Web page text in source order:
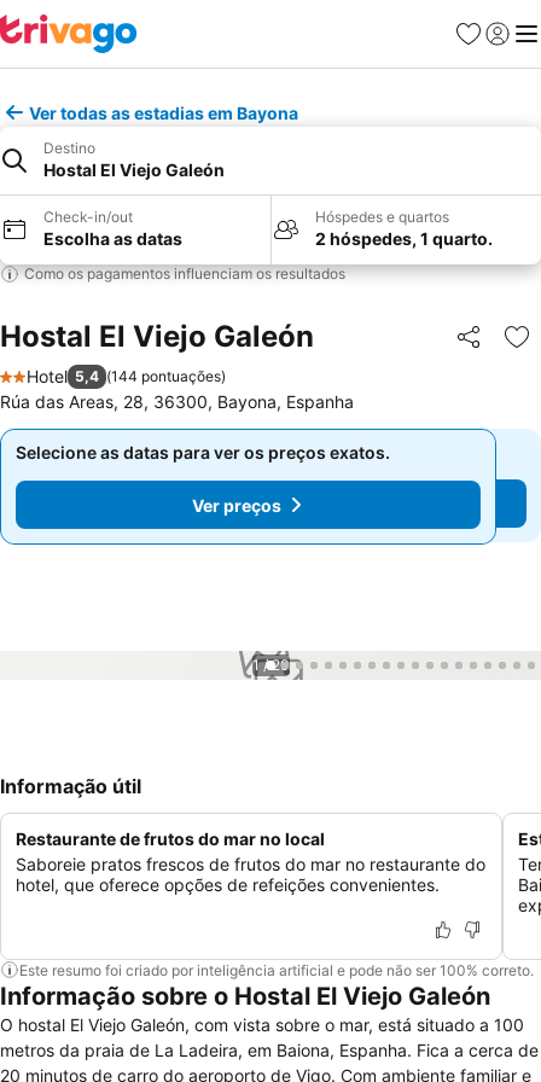
Favoritos
Iniciar
Ver todas as estadias em Bayona
Destino
Hostal El Viejo Galeón
Check-in/out
Escolha as datas
Hóspedes e quartos
2 hóspedes, 1 quarto.
Como os pagamentos influenciam os resultados
Hostal El Viejo Galeón Partilhar
2 Estrelas
Hotel 5,4 (144 pontuações)
Rúa das Areas, 28, 36300, Bayona, Espanha
Selecione as datas para ver os preços exatos.
Ver preços
Selecione as datas para ver os preços exatos.
Ver preços
1 / 20
Informação útil
Restaurante de frutos do mar no local
Saboreie pratos frescos de frutos do mar no restaurante do
hotel, que oferece opções de refeições convenientes.
Este resumo foi criado por inteligência artificial e pode não ser 100% correto.
Informação sobre o Hostal El Viejo Galeón
O hostal El Viejo Galeón, com vista sobre o mar, está situado a 100
metros da praia de La Ladeira, em Baiona, Espanha. Fica a cerca de
20 minutos de carro do aeroporto de Vigo. Com ambiente familiar e